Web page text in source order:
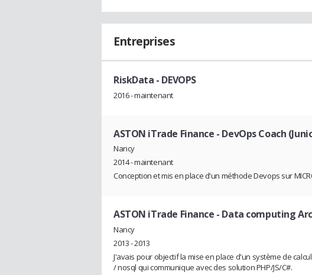
Entreprises
RiskData - DEVOPS
2016 - maintenant
ASTON iTrade Finance - DevOps Coach
Nancy
2014 - maintenant
Conception et mis en place d'un méthode Devops sur
ASTON iTrade Finance - Data computing
Nancy
2013 - 2013
J'avais pour objectif la mise en place d'un système de
/ nosql qui communique avec des solution PHP/JS/C#.